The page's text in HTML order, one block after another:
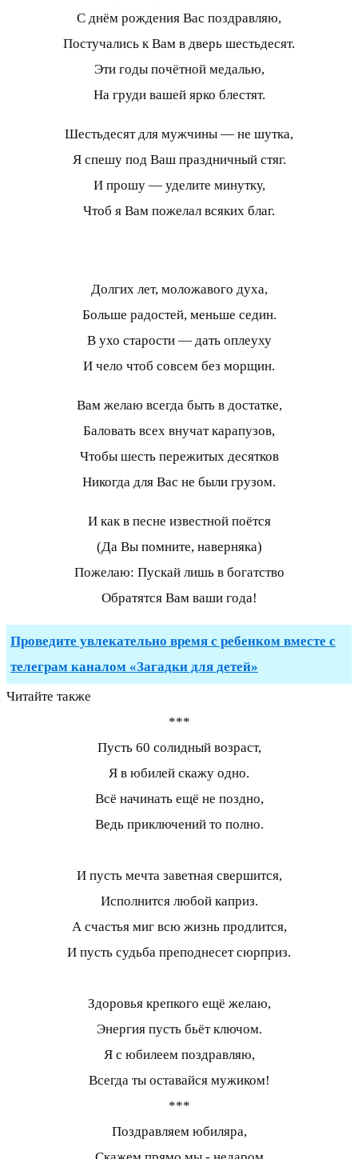
С днём рождения Вас поздравляю,
Постучались к Вам в дверь шестьдесят.
Эти годы почётной медалью,
На груди вашей ярко блестят.
Шестьдесят для мужчины — не шутка,
Я спешу под Ваш праздничный стяг.
И прошу — уделите минутку,
Чтоб я Вам пожелал всяких благ.
Долгих лет, моложавого духа,
Больше радостей, меньше седин.
В ухо старости — дать оплеуху
И чело чтоб совсем без морщин.
Вам желаю всегда быть в достатке,
Баловать всех внучат карапузов,
Чтобы шесть пережитых десятков
Никогда для Вас не были грузом.
И как в песне известной поётся
(Да Вы помните, наверняка)
Пожелаю: Пускай лишь в богатство
Обратятся Вам ваши года!
Проведите увлекательно время с ребенком вместе с
телеграм каналом «Загадки для детей»
Читайте также
***
Пусть 60 солидный возраст,
Я в юбилей скажу одно.
Всё начинать ещё не поздно,
Ведь приключений то полно.
И пусть мечта заветная свершится,
Исполнится любой каприз.
А счастья миг всю жизнь продлится,
И пусть судьба преподнесет сюрприз.
Здоровья крепкого ещё желаю,
Энергия пусть бьёт ключом.
Я с юбилеем поздравляю,
Всегда ты оставайся мужиком!
***
Поздравляем юбиляра,